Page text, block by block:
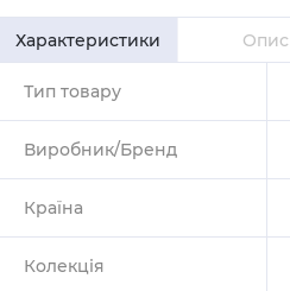
Характеристики Опис
Тип товару
Виробник/Бренд
Країна
Колекція